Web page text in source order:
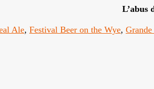
L’abus
Ale, Festival Beer on the Wye,